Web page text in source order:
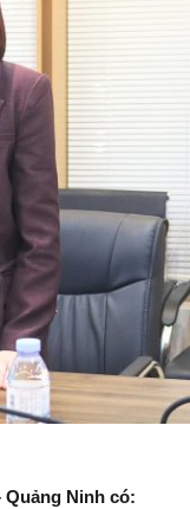
Quảng Ninh có: